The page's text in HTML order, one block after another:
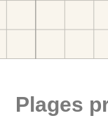
Plages